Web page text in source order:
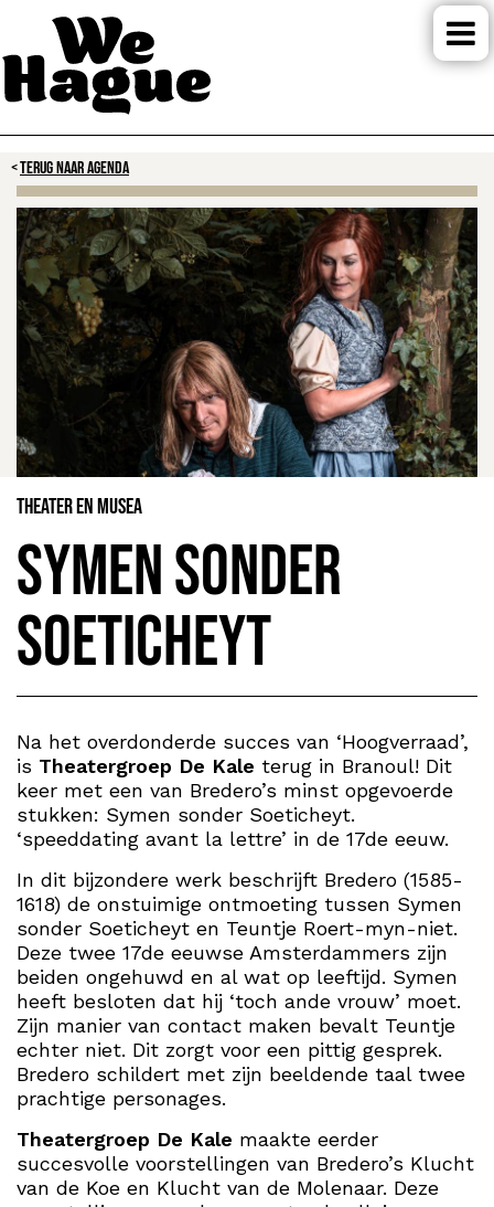
TERUG NAAR AGENDA
Theater en Musea
Symen sonder
Soeticheyt
Na het overdonderde succes van ‘Hoogverraad’,
is Theatergroep De Kale terug in Branoul! Dit
keer met een van Bredero’s minst opgevoerde
stukken: Symen sonder Soeticheyt.
‘speeddating avant la lettre’ in de 17de eeuw.
In dit bijzondere werk beschrijft Bredero (1585-
1618) de onstuimige ontmoeting tussen Symen
sonder Soeticheyt en Teuntje Roert-myn-niet.
Deze twee 17de eeuwse Amsterdammers zijn
beiden ongehuwd en al wat op leeftijd. Symen
heeft besloten dat hij ‘toch ande vrouw’ moet.
Zijn manier van contact maken bevalt Teuntje
echter niet. Dit zorgt voor een pittig gesprek.
Bredero schildert met zijn beeldende taal twee
prachtige personages.
Theatergroep De Kale maakte eerder
succesvolle voorstellingen van Bredero’s Klucht
van de Koe en Klucht van de Molenaar. Deze